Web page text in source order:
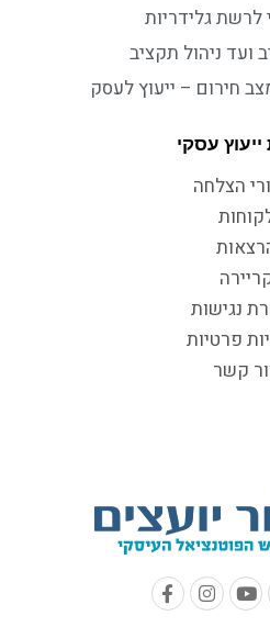
לרשת גלידריות
ועד ניהול תקציב
חירום – ייעוץ לעסק
עסקי
הצלחה
נגישות
פרטיות
קשר